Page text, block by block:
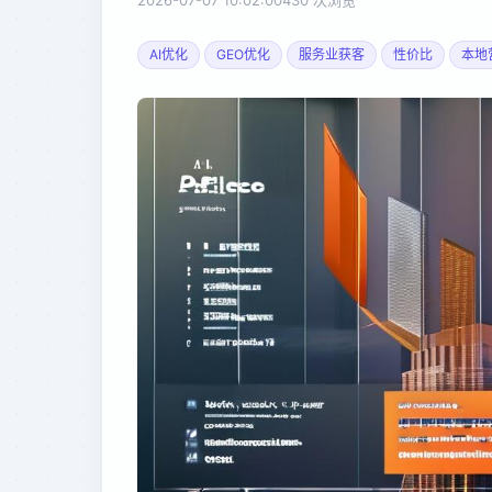
AI优化 GEO优化 服务业获客 性价比 本地